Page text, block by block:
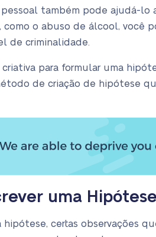
também pode ajudá-lo
como o abuso de álcool, você
de criminalidade.
criativa para formular uma
de criação de hipótese
uma
hipótese, certas observações